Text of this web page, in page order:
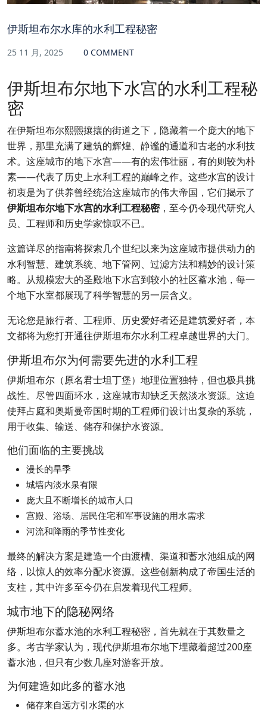
伊斯坦布尔水库的水利工程秘密
25 11 月, 2025 0 COMMENT
伊斯坦布尔地下水宫的水利工程秘
密
在伊斯坦布尔熙熙攘攘的街道之下，隐藏着一个庞大的地下
世界，那里充满了建筑的辉煌、静谧的通道和古老的水利技
术。这座城市的地下水宫——有的宏伟壮丽，有的则较为朴
素——代表了历史上水利工程的巅峰之作。这些水宫的设计
初衷是为了供养曾经统治这座城市的伟大帝国，它们揭示了
伊斯坦布尔地下水宫的水利工程秘密，至今仍令现代研究人
员、工程师和历史学家惊叹不已。
这篇详尽的指南将探索几个世纪以来为这座城市提供动力的
水利智慧、建筑系统、地下管网、过滤方法和精妙的设计策
略。从规模宏大的圣殿地下水宫到较小的社区蓄水池，每一
个地下水室都展现了科学智慧的另一层含义。
无论您是旅行者、工程师、历史爱好者还是建筑爱好者，本
文都将为您打开通往伊斯坦布尔水利工程卓越世界的大门。
伊斯坦布尔为何需要先进的水利工程
伊斯坦布尔（原名君士坦丁堡）地理位置独特，但也极具挑
战性。尽管四面环水，这座城市却缺乏天然淡水资源。这迫
使拜占庭和奥斯曼帝国时期的工程师们设计出复杂的系统，
用于收集、输送、储存和保护水资源。
他们面临的主要挑战
漫长的旱季
城墙内淡水泉有限
庞大且不断增长的城市人口
宫殿、浴场、居民住宅和军事设施的用水需求
河流和降雨的季节性变化
最终的解决方案是建造一个由渡槽、渠道和蓄水池组成的网
络，以惊人的效率分配水资源。这些创新构成了帝国生活的
支柱，其中许多至今仍在启发着现代工程师。
城市地下的隐秘网络
伊斯坦布尔蓄水池的水利工程秘密，首先就在于其数量之
多。考古学家认为，现代伊斯坦布尔地下埋藏着超过200座
蓄水池，但只有少数几座对游客开放。
为何建造如此多的蓄水池
储存来自远方引水渠的水